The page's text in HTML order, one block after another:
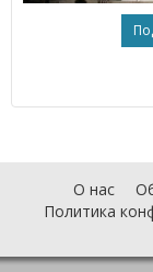
О нас
Политика